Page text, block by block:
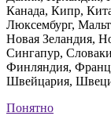
Канада, Кипр,
Люксембург,
Новая Зеландия,
Сингапур,
Финляндия,
Швейцария,
Понятно